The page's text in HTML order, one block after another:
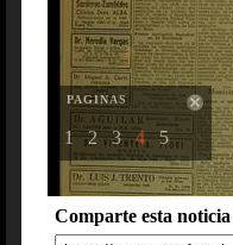
PAGINAS
1 2 3 4 5
Comparte esta